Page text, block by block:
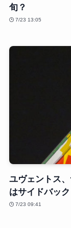
旬？
7/23 13:05
ユヴェントス
はサイドバック
7/23 09:41